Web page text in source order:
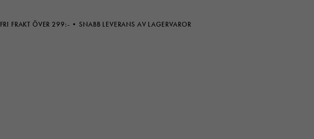
FRI FRAKT ÖVER 299:- SNABB LEVERANS AV LAGERVAROR